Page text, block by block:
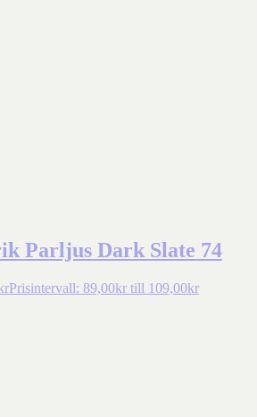
Parljus Dark Slate 74
Prisintervall: 89,00kr till 109,00kr